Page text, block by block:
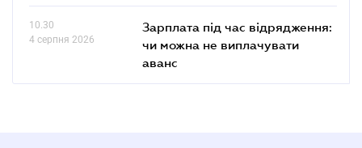
10.30
4 серпня 2026
Зарплата під час відрядження:
чи можна не виплачувати
аванс